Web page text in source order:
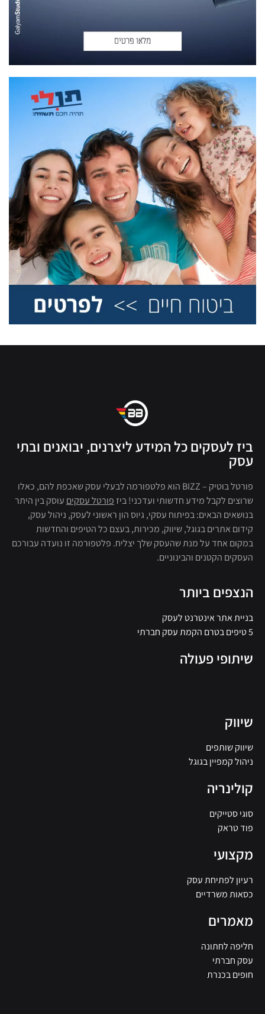
ביז לעסקים כל המידע ליצרנים, יבואנים ובתי
עסק
פורטל בוטיק – BIZZ הוא פלטפורמה לבעלי עסק שאכפת להם, כאלו
שרוצים לקבל מידע חדשותי ועדכני! ביז פורטל עסקים עוסק בין היתר
בנושאים הבאים: בפיתוח עסקי, גיוס הון ראשוני לעסק, ניהול עסק,
קידום אתרים בגוגל, שיווק, מכירות, בעצם כל הטיפים והחדשות
במקום אחד על מנת שהעסק שלך יצליח. פלטפורמה זו נועדה עבורכם
העסקים הקטנים והבינוניים.
הנצפים ביותר
בניית אתר אינטרנט לעסק
5 טיפים בטרם הקמת עסק חברתי
שיתופי פעולה
שיווק
שיווק שותפים
ניהול קמפיין בגוגל
קולינריה
סוגי סטייקים
פוד טראק
מקצועי
רעיון לפתיחת עסק
כסאות משרדיים
מאמרים
חליפה לחתונה
עסק חברתי
חופים בכנרת